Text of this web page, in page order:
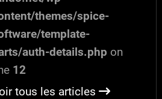
themes/spice-
template-
auth-details.php on
12
tous les articles